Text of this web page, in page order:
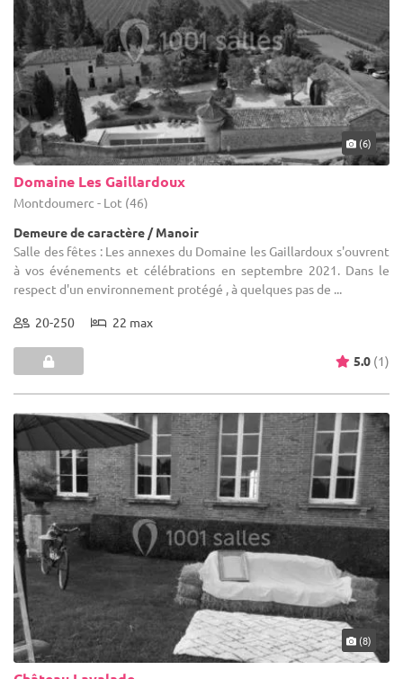
(6)
Domaine Les Gaillardoux
Montdoumerc - Lot (46)
Demeure de caractère / Manoir
Salle des fêtes : Les annexes du Domaine les Gaillardoux s'ouvrent
à vos événements et célébrations en septembre 2021. Dans le
respect d'un environnement protégé , à quelques pas de ...
20-250 22 max
5.0 (1)
(8)